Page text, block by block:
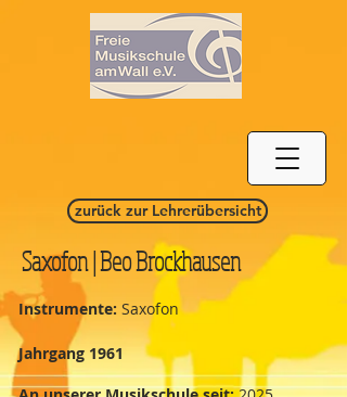
zurück zur Lehrerübersicht
Saxofon | Beo Brockhausen
Instrumente: Saxofon
Jahrgang 1961